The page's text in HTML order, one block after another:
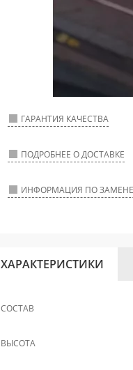
ГАРАНТИЯ КАЧЕСТВА
ПОДРОБНЕЕ О ДОСТАВКЕ
ИНФОРМАЦИЯ ПО
ХАРАКТЕРИСТИКИ
СОСТАВ
ВЫСОТА